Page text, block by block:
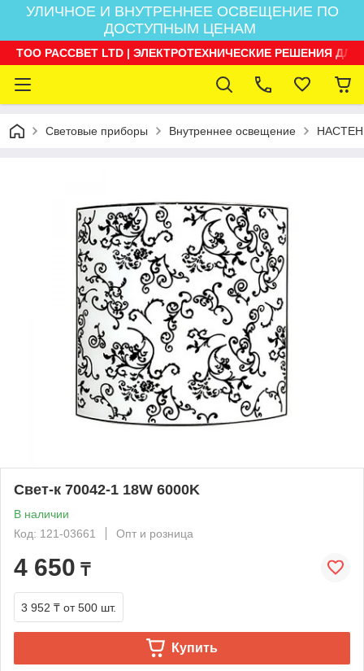
УЛИЧНОЕ И ВНУТРЕННЕЕ ОСВЕЩЕНИЕ ПО
ДОСТУПНЫМ ЦЕНАМ
ТОО РАССВЕТ LTD | ЭЛЕКТРОТЕХНИЧЕСКИЕ РЕШЕНИЯ
Световые приборы Внутреннее освещение
Свет-к 70042-1 18W 6000K
В наличии
Код: 121-03661
Опт и розница
4 650 ₸
3 952 ₸ от 500 шт.
Купить